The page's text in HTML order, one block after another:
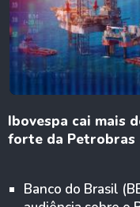
Ibovespa cai mais
forte da Petrobras
Banco do Brasil